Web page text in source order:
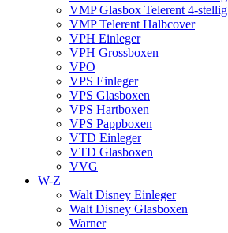
VMP Glasbox Telerent 4-stellig
VMP Telerent Halbcover
VPH Einleger
VPH Grossboxen
VPO
VPS Einleger
VPS Glasboxen
VPS Hartboxen
VPS Pappboxen
VTD Einleger
VTD Glasboxen
VVG
W-Z
Walt Disney Einleger
Walt Disney Glasboxen
Warner